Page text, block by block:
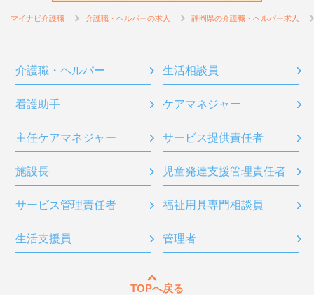
マイナビ介護職 介護職・ヘルパーの求人 静岡県の介護職・ヘルパー求人
介護職・ヘルパー 生活相談員
看護助手 ケアマネジャー
主任ケアマネジャー サービス提供責任者
施設長 児童発達支援管理責任者
サービス管理責任者 福祉用具専門相談員
生活支援員 管理者
TOPへ戻る